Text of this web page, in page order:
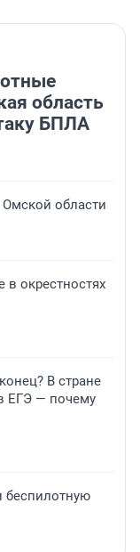
область
БПЛА
области
окрестностях
В стране
ЕГЭ — почему
беспилотную